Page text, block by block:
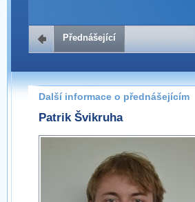
Přednášející
Další informace o přednášejícím
Patrik Švikruha